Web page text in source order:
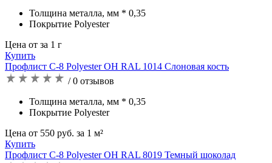
Толщина металла, мм * 0,35
Покрытие Polyester
Цена от за 1 г
Купить
Профлист С-8 Polyester OH RAL 1014 Слоновая кость
/ 0 отзывов
Толщина металла, мм * 0,35
Покрытие Polyester
Цена от 550 руб. за 1 м²
Купить
Профлист С-8 Polyester OH RAL 8019 Темный шоколад